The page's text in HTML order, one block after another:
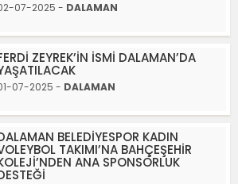
07-2025 - DALAMAN
ZEYREK’İN İSMİ DALAMAN’DA
07-2025 - DALAMAN
BELEDİYESPOR KADIN
TAKIMI’NA BAHÇEŞEHİR
ANA SPONSORLUK